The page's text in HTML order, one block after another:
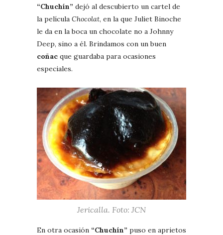
“Chuchín” dejó al descubierto un cartel de
la película Chocolat, en la que Juliet Binoche
le da en la boca un chocolate no a Johnny
Deep, sino a él. Brindamos con un buen
coñac que guardaba para ocasiones
especiales.
Jericalla. Foto: JCN
En otra ocasión “Chuchín” puso en aprietos